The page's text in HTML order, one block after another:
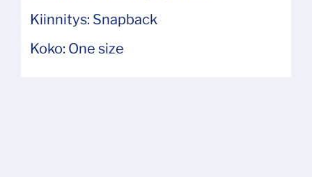
Kiinnitys: Snapback
Koko: One size